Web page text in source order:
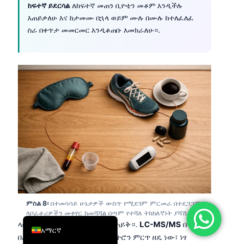
ከፍተኛ ይደርሳል ለከፍተኛ መጠን ቢዮቲን መቆም እንዲችሉ
እጠይቃለሁ እና ከታመሙ በኋላ ወይም ሙሉ በሙሉ ከተለፈለፈ
ስራ በቀጥታ መመርመር እንዲቆጠቡ እመክራለሁ።.
ምስል 8፡ በተመሳሳይ ሁኔታዎች ውስጥ የሚደገም ምርመራ በተደጋጋሚ
ላቦራቶሪዎችን መቀየር ከመሻሻል በጣም የተሻለ ትክክለኛነት ያሻሽላል።.
ላቦራቶሪው እንዴት እንደሚለካው ጠይቅ።. LC-MS/MS በተለምዶ
በጠባብ ጫፍ ላይ ለጠቅላላ ቴስቶስትሮን ምርጥ ዘዴ ነው፣ ነፃ
አማርኛ
English
Deutsch
العربية
Français
עִבְרִית
Italiano
Español
Português
Ελληνικά
简体中文
فارسی